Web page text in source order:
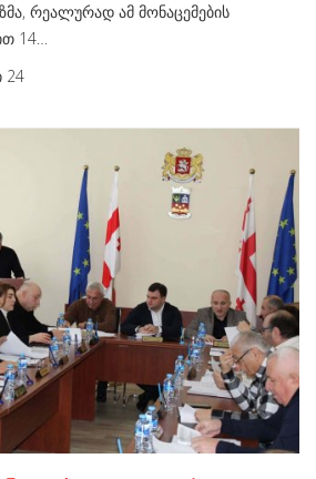
რეალურად ამ მონაცემების
14…
24